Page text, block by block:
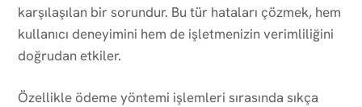
karşılaşılan bir sorundur. Bu tür hataları çözmek, hem
kullanıcı deneyimini hem de işletmenizin verimliliğini
doğrudan etkiler.
Özellikle ödeme yöntemi işlemleri sırasında sıkça